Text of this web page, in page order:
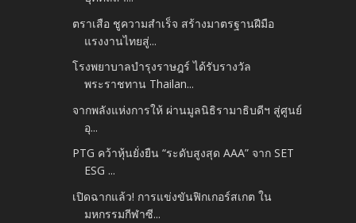
ตราเสือ ชูความสำเร็จ สร้างมาตรฐานฝีมือ
แรงงานไทยสู่...
โรงพยาบาลบำรุงราษฎร์ ได้รับรางวัล
พระราชทาน Thailan...
จากพลังแห่งการให้ ผ่านมูลนิธิรามาธิบดีฯ สู่ศูนย์
อุ...
PTG คว้าหุ้นยั่งยืน “ระดับสูงสุด AAA” จาก SET
ESG ...
เปิดฉากแล้ว! การแข่งขันฟิกเกอร์สเกต ใน
มหกรรมกีฬาซี...